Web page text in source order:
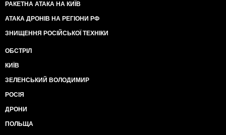
дядя Коля. - Шо ж ти наробив, іроде. Хто мене після
цього в Вертеп візьме?
- Я візьму - безжурно відповів Мітя. - Свій Вертеп
організуєм, дядь Коль. Творчий, по всій театральній
ціную - ти там москалем не будеш.
Якусь хвилю Мітя помовчав, а далі грайливо
прошепотів: - Москалем буду я...
РАКЕТНА АТАКА НА КИЇВ
АТАКА ДРОНІВ НА РЕГІОНИ РФ
ЗНИЩЕННЯ РОСІЙСЬКОЇ ТЕХНІКИ
ОБСТРІЛ
КИЇВ
ЗЕЛЕНСЬКИЙ ВОЛОДИМИР
РОСІЯ
ДРОНИ
ПОЛЬЩА